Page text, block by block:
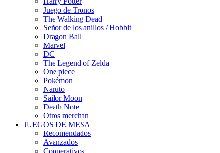
Juego de Tronos
The Walking Dead
Señor de los anillos / Hobbit
Dragon Ball
Marvel
DC
The Legend of Zelda
One piece
Pokémon
Naruto
Sailor Moon
Death Note
Otros merchan
JUEGOS DE MESA
Recomendados
Avanzados
Cooperativos